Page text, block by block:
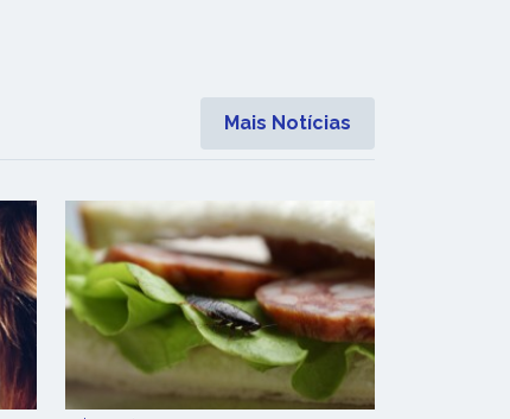
Mais Notícias